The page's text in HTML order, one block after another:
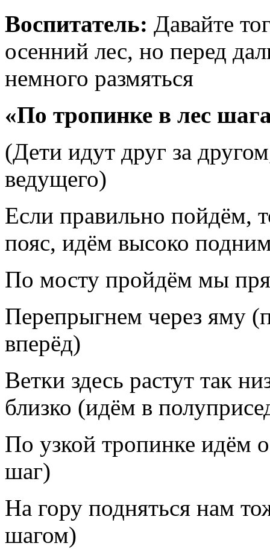
Воспитатель: Давайте
осенний лес, но перед
немного размяться
«По тропинке в лес
(Дети идут друг за
ведущего)
Если правильно пойдём,
пояс, идём высоко
По мосту пройдём мы
Перепрыгнем через яму
вперёд)
Ветки здесь растут так
близко (идём в
По узкой тропинке идём
шаг)
На гору подняться нам
шагом)